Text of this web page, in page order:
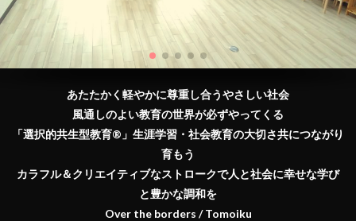
あたたかく軽やかに尊重し合うやさしい社会
風通しのよい教育の世界が必ずやってくる
「選択的共生型教育®️」生涯学習・社会教育の大切さ共につながり
育もう
カラフル＆クリエイティブなストロークで人と社会に幸せな学び
と豊かな調和を
Over the borders / Tomoiku